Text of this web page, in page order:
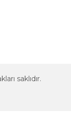
saklıdır.